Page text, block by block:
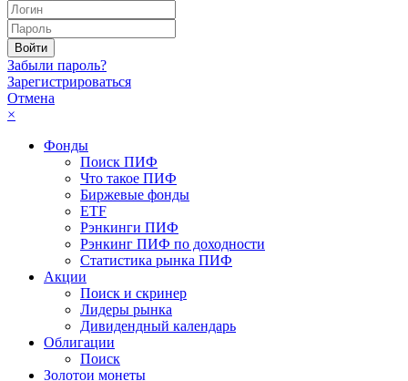
Забыли пароль?
Зарегистрироваться
Отмена
×
Фонды
Поиск ПИФ
Что такое ПИФ
Биржевые фонды
ETF
Рэнкинги ПИФ
Рэнкинг ПИФ по доходности
Статистика рынка ПИФ
Акции
Поиск и скринер
Лидеры рынка
Дивидендный календарь
Облигации
Поиск
Золотои монеты